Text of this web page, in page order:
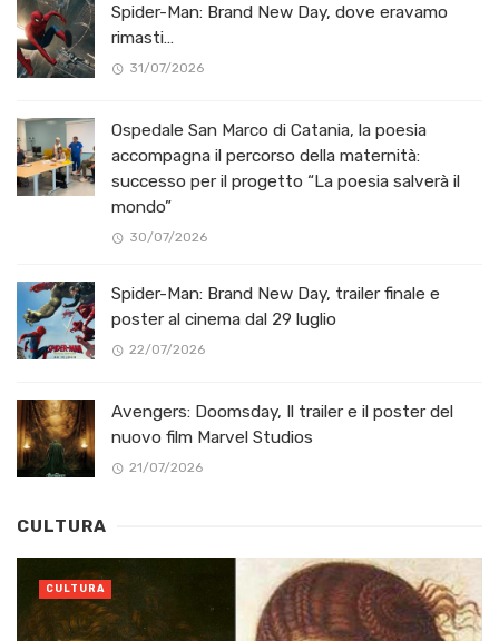
Spider-Man: Brand New Day, dove eravamo
rimasti…
31/07/2026
Ospedale San Marco di Catania, la poesia
accompagna il percorso della maternità:
successo per il progetto “La poesia salverà il
mondo”
30/07/2026
Spider-Man: Brand New Day, trailer finale e
poster al cinema dal 29 luglio
22/07/2026
Avengers: Doomsday, Il trailer e il poster del
nuovo film Marvel Studios
21/07/2026
CULTURA
CULTURA